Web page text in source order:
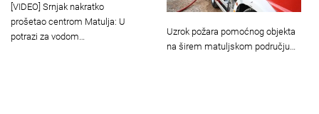
[VIDEO] Srnjak nakratko
prošetao centrom Matulja: U
potrazi za vodom…
Uzrok požara pomoćnog objekta
na širem matuljskom području…